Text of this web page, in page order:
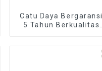
Catu Daya Bergaransi
5 Tahun Berkualitas